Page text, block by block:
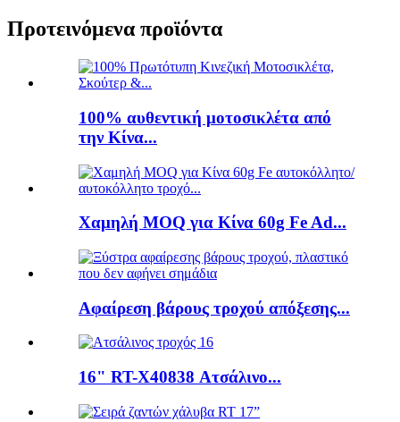
Προτεινόμενα προϊόντα
100% αυθεντική μοτοσικλέτα από
την Κίνα...
Χαμηλή MOQ για Κίνα 60g Fe Ad...
Αφαίρεση βάρους τροχού απόξεσης...
16" RT-X40838 Ατσάλινο...